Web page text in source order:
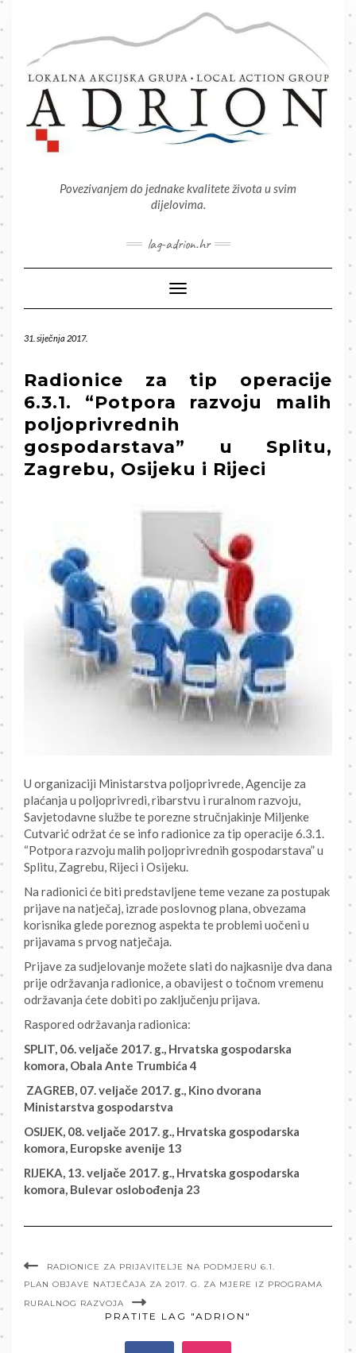
Skip
Povezivanjem do jednake kvalitete života u svim
dijelovima.
lag-adrion.hr
Toggle Navigation
31. siječnja 2017.
Radionice za tip operacije
6.3.1. “Potpora razvoju malih
poljoprivrednih
gospodarstava” u Splitu,
Zagrebu, Osijeku i Rijeci
U organizaciji Ministarstva poljoprivrede, Agencije za
plaćanja u poljoprivredi, ribarstvu i ruralnom razvoju,
Savjetodavne službe te porezne stručnjakinje Miljenke
Cutvarić održat će se info radionice za tip operacije 6.3.1.
“Potpora razvoju malih poljoprivrednih gospodarstava” u
Splitu, Zagrebu, Rijeci i Osijeku.
Na radionici će biti predstavljene teme vezane za postupak
prijave na natječaj, izrade poslovnog plana, obvezama
korisnika glede poreznog aspekta te problemi uočeni u
prijavama s prvog natječaja.
Prijave za sudjelovanje možete slati do najkasnije dva dana
prije održavanja radionice, a obavijest o točnom vremenu
održavanja ćete dobiti po zaključenju prijava.
Raspored održavanja radionica:
SPLIT, 06. veljače 2017. g., Hrvatska gospodarska
komora, Obala Ante Trumbića 4
ZAGREB, 07. veljače 2017. g., Kino dvorana
Ministarstva gospodarstva
OSIJEK, 08. veljače 2017. g., Hrvatska gospodarska
komora, Europske avenije 13
RIJEKA, 13. veljače 2017. g., Hrvatska gospodarska
komora, Bulevar oslobođenja 23
RADIONICE ZA PRIJAVITELJE NA PODMJERU 6.1.
PLAN OBJAVE NATJEČAJA ZA 2017. G. ZA MJERE IZ PROGRAMA
RURALNOG RAZVOJA
PRATITE LAG "ADRION"